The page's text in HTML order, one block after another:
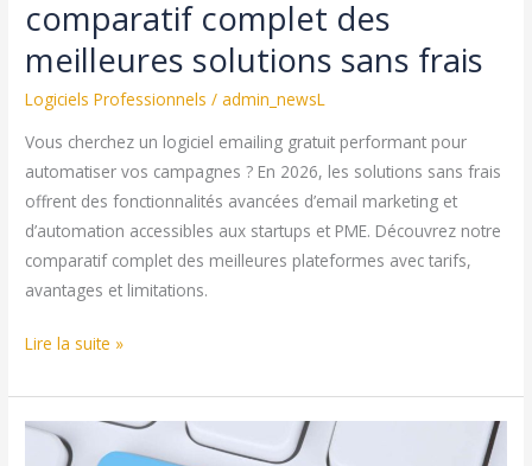
comparatif complet des
meilleures solutions sans frais
Logiciels Professionnels /admin_newsL
Vous cherchez un logiciel emailing gratuit performant pour
automatiser vos campagnes ? En 2026, les solutions sans frais
offrent des fonctionnalités avancées d’email marketing et
d’automation accessibles aux startups et PME. Découvrez notre
comparatif complet des meilleures plateformes avec tarifs,
avantages et limitations.
Logiciel
gratuit
2026
Lire la suite »